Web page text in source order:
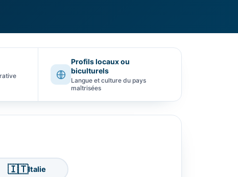
Profils locaux ou
biculturels
Langue et culture du pays
maîtrisées
🇮🇹Italie